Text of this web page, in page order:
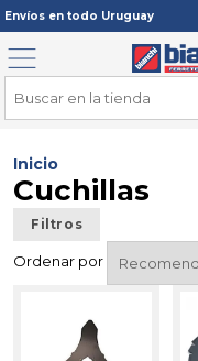
Envíos en todo Uruguay
Menú
Inicio
Cuchillas
Filtros
Ordenar por